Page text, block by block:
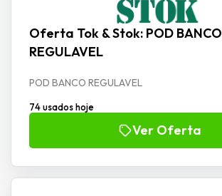
Oferta Tok & Stok: POD BANCO
REGULAVEL
POD BANCO REGULAVEL
74 usados hoje
Ver Oferta